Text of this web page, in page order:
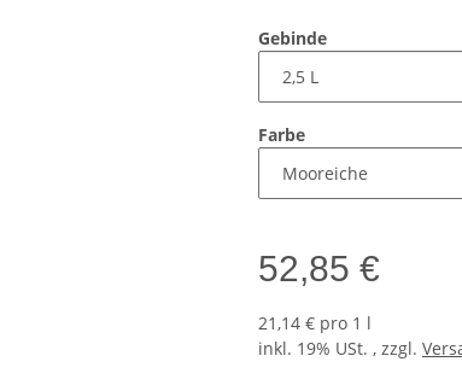
Gebinde
Farbe
52,85 €
21,14 € pro 1 l
inkl. 19% USt. , zzgl.